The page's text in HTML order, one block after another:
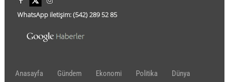
WhatsApp iletişim:(542)289 52 85
Anasayfa Gündem Ekonomi Politika
Dünya